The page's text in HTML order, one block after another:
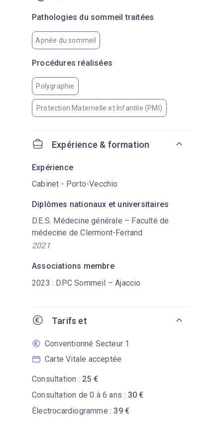
Pathologies du sommeil traitées
Procédures réalisées
Apnée du sommeil
Protection Maternelle et Infantile (PMI)
Polygraphie
Expérience & formation
Cabinet - Porto-Vecchio
D.E.S. Médecine générale – Faculté de
médecine de Clermont-Ferrand
2021
2023 : DPC Sommeil – Ajaccio
Expérience
Diplômes nationaux et universitaires
Associations membre
Tarifs et
Conventionné Secteur 1
Carte Vitale acceptée
Consultation : 25 €
Consultation de 0 à 6 ans : 30 €
Électrocardiogramme :39 €